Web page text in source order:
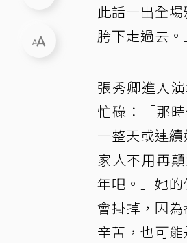
此話一出全
胯下走過去。
張秀卿進入
忙碌：「那
一整天或連
家人不用再
年吧。」她
會掛掉，因
辛苦，也可能